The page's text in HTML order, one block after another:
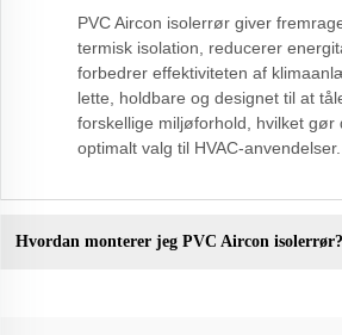
PVC Aircon isolerrør giver
termisk isolation, reducerer
forbedrer effektiviteten af
lette, holdbare og designet til at
forskellige miljøforhold, hvilket gør
optimalt valg til HVAC-anvendelser.
Hvordan monterer jeg PVC Aircon isolerrør?